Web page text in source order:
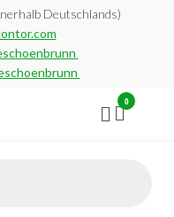
Deutschlands)
0